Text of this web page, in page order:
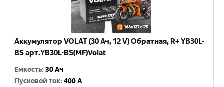
Аккумулятор VOLAT (30 Ач, 12 V) Обратная, R+ YB30L-
BS арт.YB30L-BS(MF)Volat
Емкость:30 Ач
Пусковой ток:400 A